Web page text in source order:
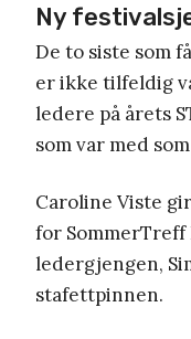
Ny
De to siste som
er ikke tilfeldig
ledere på årets
som var med
Caroline Viste
for
ledergjengen,
stafettpinnen.